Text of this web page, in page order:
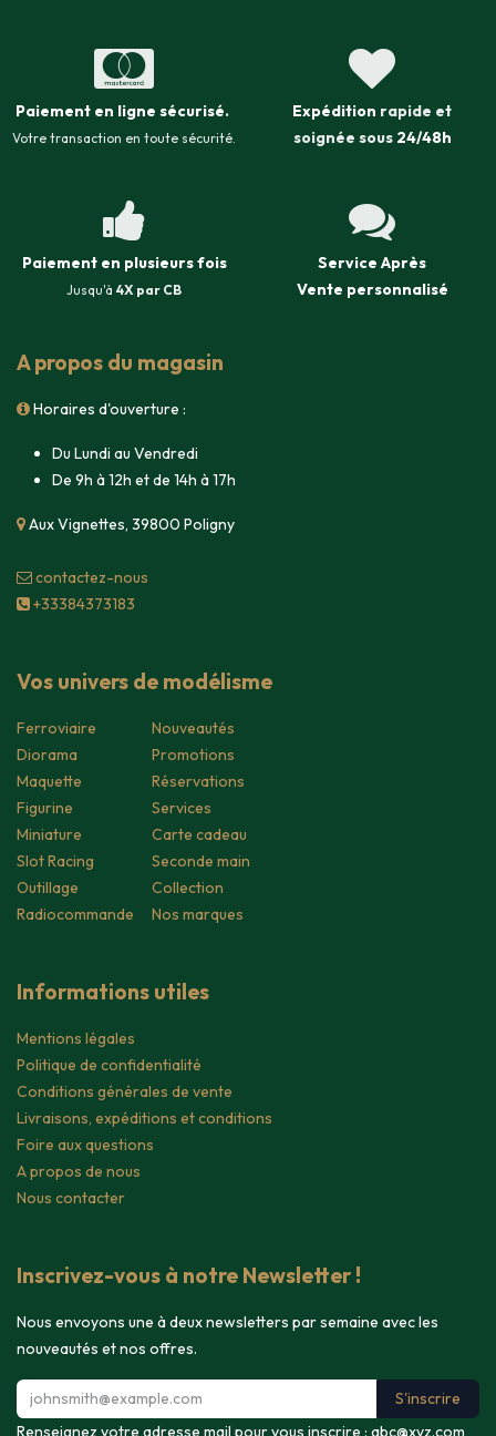
Paiement en ligne sécurisé.
Votre transaction en toute sécurité.
Expédition rapide et
soignée sous 24/48h
Paiement en plusieurs fois
Jusqu'à 4X par CB
Service Après
Vente personnalisé
A propos du magasin
Horaires d'ouverture :
Du Lundi au Vendredi
De 9h à 12h et de 14h à 17h
Aux Vignettes, 39800 Poligny
contacte​z-nous
+33384373183
Vos univers de modélisme
Ferroviaire
Diorama
Maquette
Figurine
Miniature
Slot Racing
Outillage
Radiocommande
Nouveautés
Promotions
Réservations
Services
Carte cadeau
Seconde main
Collection
Nos marques
Informations utiles
Mentions légales
Politique de confidentialité
Conditions générales de vente
Livraisons, expéditions et conditions
Foire aux questions
A propos de nous
Nous contacter
Inscrivez-vous à notre Newsletter !
Nous envoyons une à deux newsletters par semaine avec les
nouveautés et nos offres.
S'inscrire